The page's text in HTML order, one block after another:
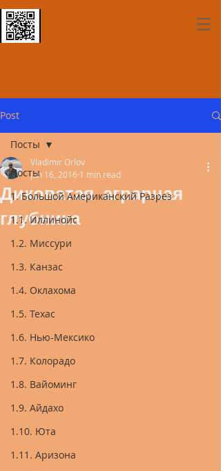
Post
Посты
1. Большой Американский Разрез
1.1. Иллинойс
1.2. Миссури
1.3. Канзас
1.4. Оклахома
1.5. Техас
1.6. Нью-Мексико
1.7. Колорадо
1.8. Вайоминг
1.9. Айдахо
1.10. Юта
1.11. Аризона
Посты
Диковатая аграрная
глубника
Vladimir Orlov
Jun 16, 2016 1 min read